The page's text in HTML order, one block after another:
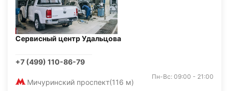
Сервисный центр Удальцова
+7 (499) 110-86-79
Мичуринский проспект(116 м)
Пн-Вс: 09:00 - 21:00